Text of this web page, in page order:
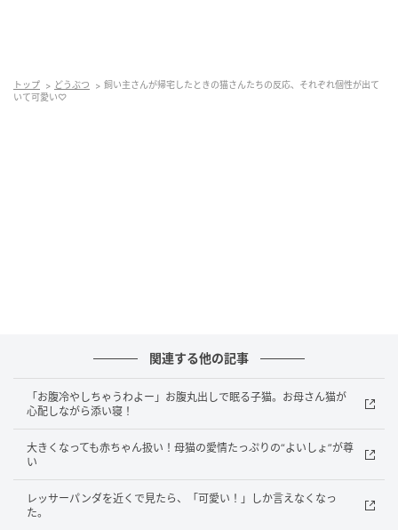
出迎え方はそれぞれでも、
猫さんたちの「おかえり」の伝え方は
みんな違って、みんなかわいいのでした。
トップ どうぶつ
飼い主さんが帰宅したときの猫さんたちの反応、それぞれ個性が出て
いて可愛い♡
関連する他の記事
「お腹冷やしちゃうわよー」お腹丸出しで眠る子猫。お母さん猫が
心配しながら添い寝！
大きくなっても赤ちゃん扱い！母猫の愛情たっぷりの“よいしょ”が尊
い
レッサーパンダを近くで見たら、「可愛い！」しか言えなくなっ
た。